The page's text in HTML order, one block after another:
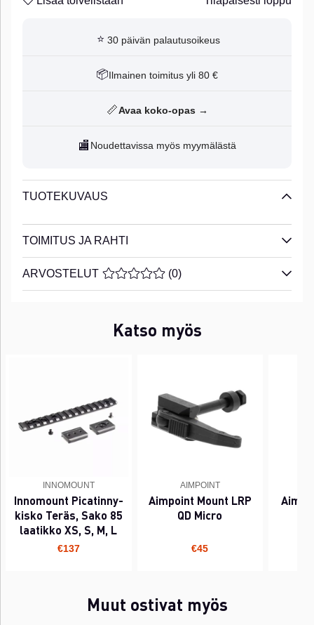
⭐ 30 päivän palautusoikeus
📦 Ilmainen toimitus yli 80 €
📏Avaa koko-opas →
🏬 Noudettavissa myös myymälästä
TUOTEKUVAUS
TOIMITUS JA RAHTI
ARVOSTELUT KESKIARVOLUOKITUS 0 / 5
(0)
Katso myös
INNOMOUNT
Innomount Picatinny-
kisko Teräs, Sako 85
laatikko XS, S, M, L
€137
AIMPOINT
Aimpoint Mount LRP
QD Micro
€45
Muut ostivat myös